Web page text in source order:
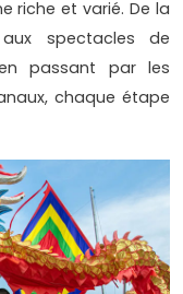
riche et varié. De la
spectacles de
passant par les
chaque étape